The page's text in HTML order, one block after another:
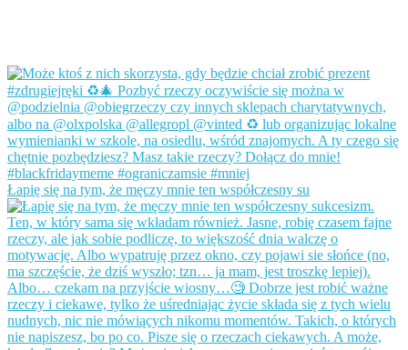
Łapię się na tym, że męczy mnie ten współczesny su